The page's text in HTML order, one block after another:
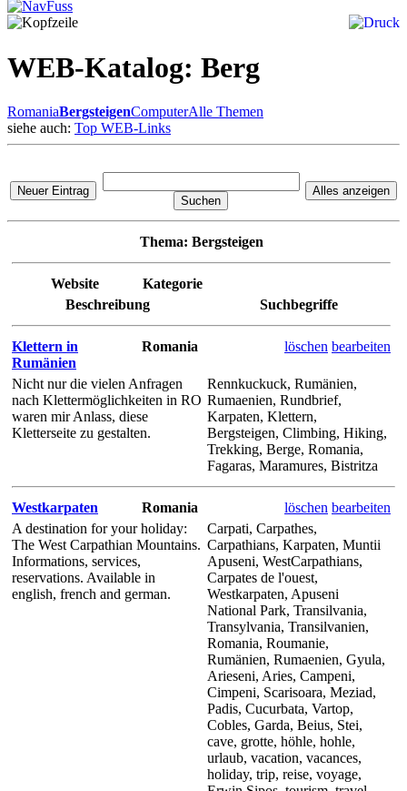
WEB-Katalog: Berg
RomaniaBergsteigenComputerAlle Themen
siehe auch: Top WEB-Links
Thema: Bergsteigen
Website
Kategorie
Beschreibung
Suchbegriffe
Klettern in
Rumänien
Romania löschen bearbeiten
Nicht nur die vielen Anfragen
nach Klettermöglichkeiten in RO
waren mir Anlass, diese
Kletterseite zu gestalten.
Rennkuckuck, Rumänien,
Rumaenien, Rundbrief,
Karpaten, Klettern,
Bergsteigen, Climbing, Hiking,
Trekking, Berge, Romania,
Fagaras, Maramures, Bistritza
Westkarpaten Romania löschen bearbeiten
A destination for your holiday:
The West Carpathian Mountains.
Informations, services,
reservations. Available in
english, french and german.
Carpati, Carpathes,
Carpathians, Karpaten, Muntii
Apuseni, WestCarpathians,
Carpates de l'ouest,
Westkarpaten, Apuseni
National Park, Transilvania,
Transylvania, Transilvanien,
Romania, Roumanie,
Rumänien, Rumaenien, Gyula,
Arieseni, Aries, Campeni,
Cimpeni, Scarisoara, Meziad,
Padis, Cucurbata, Vartop,
Cobles, Garda, Beius, Stei,
cave, grotte, höhle, hohle,
urlaub, vacation, vacances,
holiday, trip, reise, voyage,